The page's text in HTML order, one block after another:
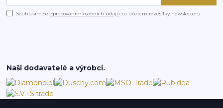
Souhlasím se zpracováním osobních údajů za účelem rozesílky newsletteru.
Naši dodavatelé a výrobci.